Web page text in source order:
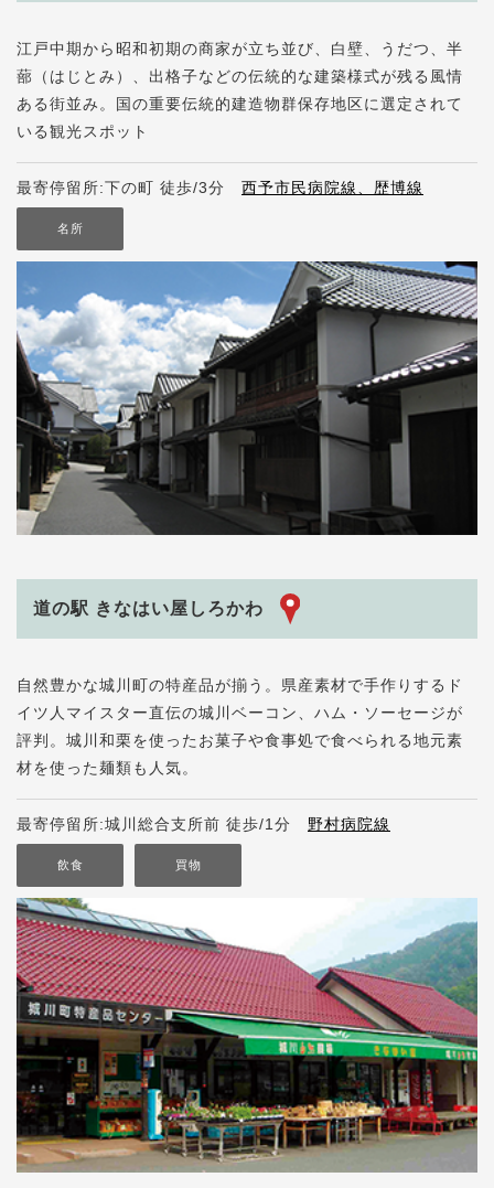
江戸中期から昭和初期の商家が立ち並び、白壁、うだつ、半
蔀（はじとみ）、出格子などの伝統的な建築様式が残る風情
ある街並み。国の重要伝統的建造物群保存地区に選定されて
いる観光スポット
最寄停留所:下の町 徒歩/3分 西予市民病院線、歴博線
名所
道の駅 きなはい屋しろかわ
自然豊かな城川町の特産品が揃う。県産素材で手作りするド
イツ人マイスター直伝の城川ベーコン、ハム・ソーセージが
評判。城川和栗を使ったお菓子や食事処で食べられる地元素
材を使った麺類も人気。
最寄停留所:城川総合支所前 徒歩/1分 野村病院線
飲食 買物